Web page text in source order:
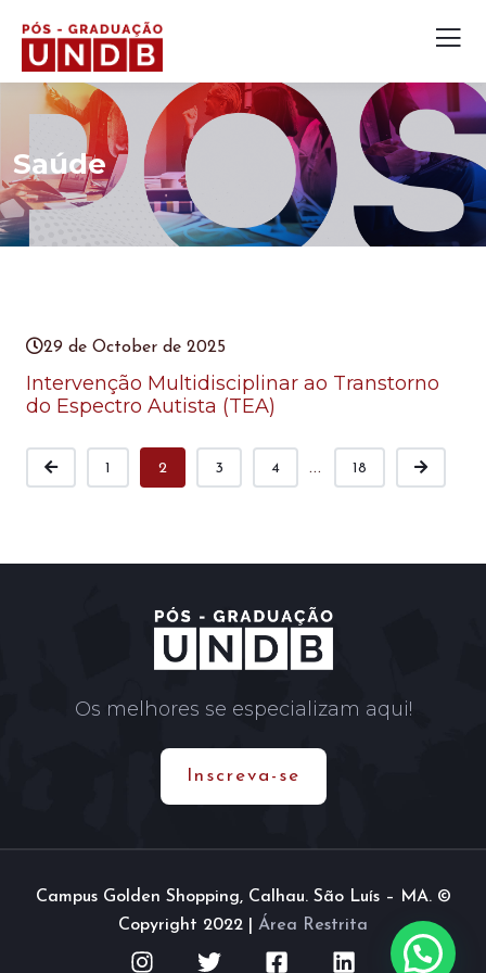
Saúde
29 de October de 2025
Intervenção Multidisciplinar ao Transtorno
do Espectro Autista (TEA)
1 2 3 4 ... 18
Os melhores se especializam aqui!
Inscreva-se
Campus Golden Shopping, Calhau. São Luís – MA. ©
Copyright 2022 | Área Restrita